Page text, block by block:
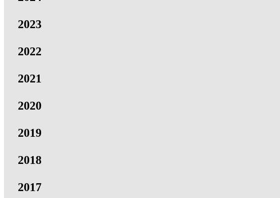
2023
2022
2021
2020
2019
2018
2017